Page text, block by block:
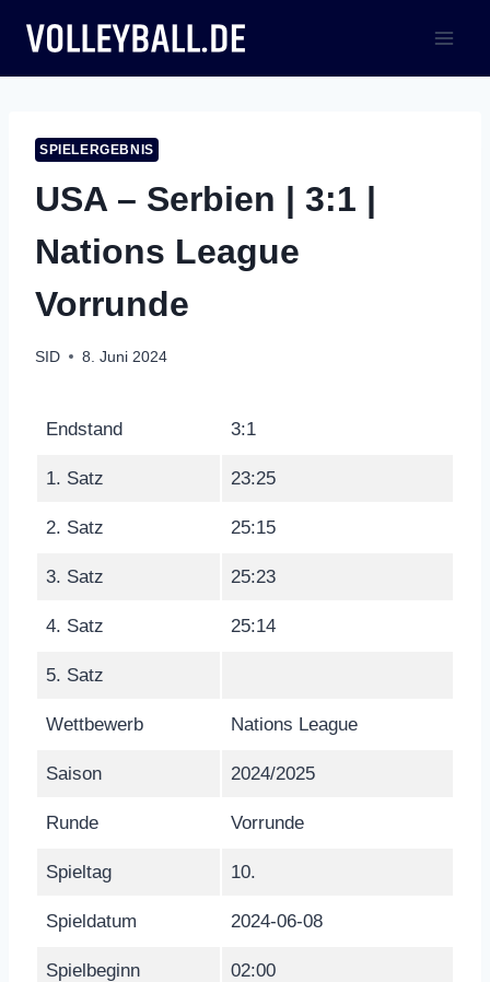
Inhalt
springen
SPIELERGEBNIS
USA – Serbien | 3:1 |
Nations League
Vorrunde
SID 8. Juni 2024
Endstand 3:1
1. Satz 23:25
2. Satz 25:15
3. Satz 25:23
4. Satz 25:14
5. Satz
Wettbewerb Nations League
Saison 2024/2025
Runde Vorrunde
Spieltag 10.
Spieldatum 2024-06-08
Spielbeginn 02:00